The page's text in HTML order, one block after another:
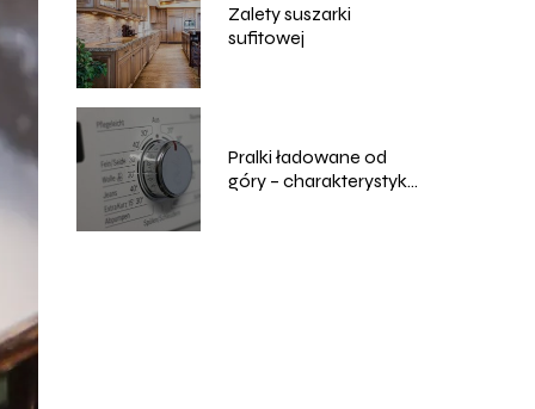
Zalety suszarki
sufitowej
Pralki ładowane od
góry – charakterystyka